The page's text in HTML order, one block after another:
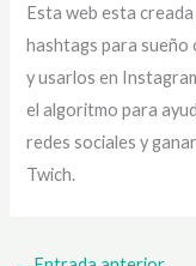
Esta web esta
hashtags para sueño
y usarlos en
el algoritmo para
redes sociales y
Twich.